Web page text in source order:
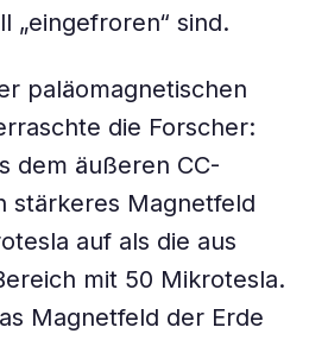
„eingefroren“ sind.
paläomagnetischen
die Forscher:
dem äußeren CC-
stärkeres Magnetfeld
auf als die aus
mit 50 Mikrotesla.
Magnetfeld der Erde